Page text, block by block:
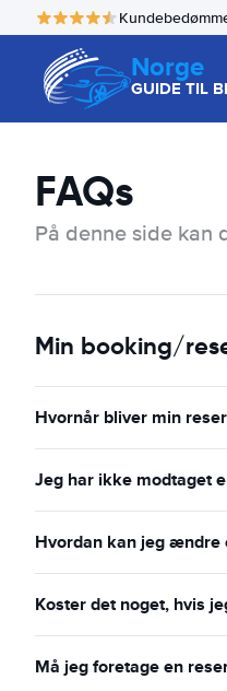
Norge
GUIDE TIL
FAQs
På denne side kan
Min booking/
Hvornår bliver min
Jeg har ikke modtaget
Hvordan kan jeg ændre
Koster det noget, hvis
Må jeg foretage en